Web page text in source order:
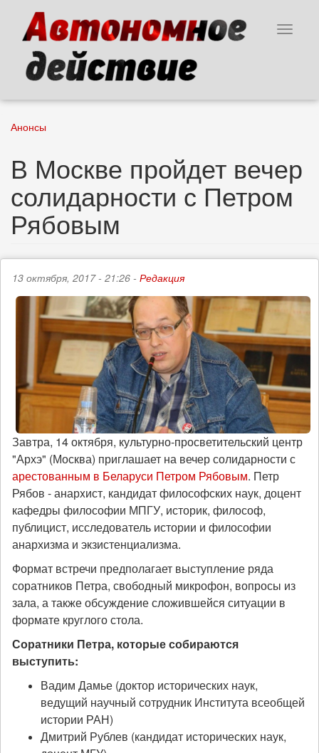
основному
содержанию
Toggle
Анонсы
В Москве пройдет вечер
солидарности с Петром
Рябовым
13 октября, 2017 - 21:26 - Редакция
Завтра, 14 октября, культурно-просветительский центр
"Архэ" (Москва) приглашает на вечер солидарности с
арестованным в Беларуси Петром Рябовым. Петр
Рябов - анарxист, кандидат философских наук, доцент
кафедры философии МПГУ, историк, философ,
публицист, исследователь истории и философии
анархизма и экзистенциализма.
Формат встречи предполагает выступление ряда
соратников Петра, свободный микрофон, вопросы из
зала, а также обсуждение сложившейся ситуации в
формате круглого стола.
Соратники Петра, которые собираются
выступить:
Вадим Дамье (доктор исторических наук,
ведущий научный сотрудник Института всеобщей
истории РАН)
Дмитрий Рублев (кандидат исторических наук,